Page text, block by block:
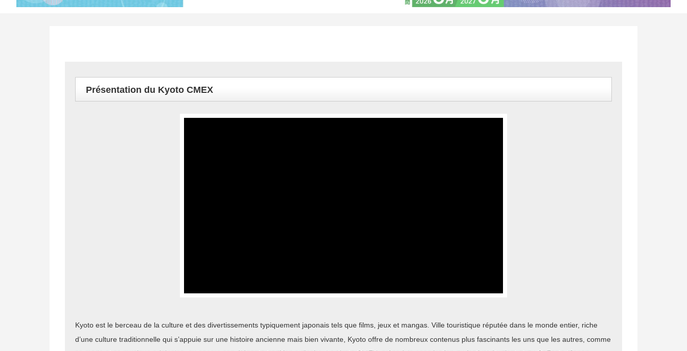
Présentation du Kyoto CMEX
Kyoto est le berceau de la culture et des divertissements typiquement japonais tels que films, jeux et mangas. Ville touristique réputée dans le monde entier, riche
d’une culture traditionnelle qui s’appuie sur une histoire ancienne mais bien vivante, Kyoto offre de nombreux contenus plus fascinants les uns que les autres, comme